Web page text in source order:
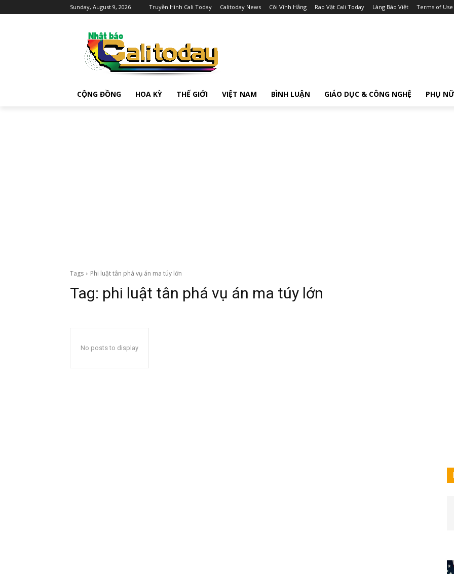
Sunday, August 9, 2026 Truyền Hình Cali Today Calitoday News Cõi Vĩnh Hằng Rao Vặt Cali Today Làng Báo Việt Terms of Use
CỘNG ĐỒNG HOA KỲ THẾ GIỚI VIỆT NAM BÌNH LUẬN GIÁO DỤC & CÔNG NGHỆ PHỤ NỮ
Tags Phi luật tân phá vụ án ma túy lớn
Tag: phi luật tân phá vụ án ma túy lớn
No posts to display